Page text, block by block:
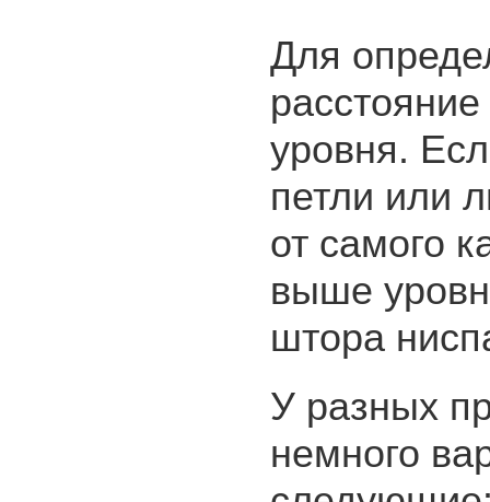
Для
уровня.
петли или
от самого
выше
штора
У разных
немного